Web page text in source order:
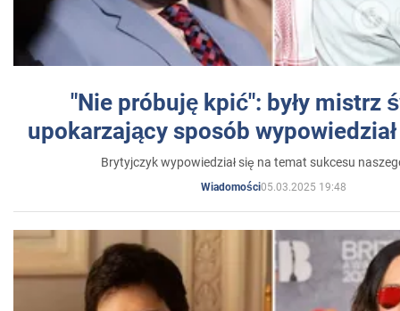
"Nie próbuję kpić": były mistrz
upokarzający sposób
Brytyjczyk wypowiedział się na temat sukcesu
Wiadomości05.03.2025 19:48